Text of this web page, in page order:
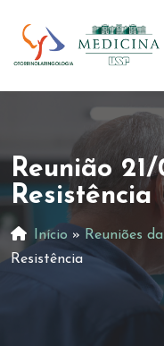
Reunião 21/
Resistência
Início » Reuniões
Resistência